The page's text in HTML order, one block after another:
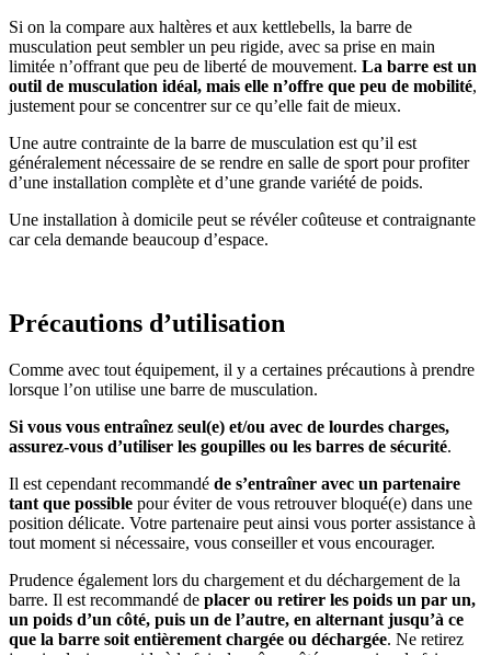
Si on la compare aux haltères et aux kettlebells, la barre de
musculation peut sembler un peu rigide, avec sa prise en main
limitée n’offrant que peu de liberté de mouvement. La barre est un
outil de musculation idéal, mais elle n’offre que peu de mobilité,
justement pour se concentrer sur ce qu’elle fait de mieux.
Une autre contrainte de la barre de musculation est qu’il est
généralement nécessaire de se rendre en salle de sport pour profiter
d’une installation complète et d’une grande variété de poids.
Une installation à domicile peut se révéler coûteuse et contraignante
car cela demande beaucoup d’espace.
Précautions d’utilisation
Comme avec tout équipement, il y a certaines précautions à prendre
lorsque l’on utilise une barre de musculation.
Si vous vous entraînez seul(e) et/ou avec de lourdes charges,
assurez-vous d’utiliser les goupilles ou les barres de sécurité.
Il est cependant recommandé de s’entraîner avec un partenaire
tant que possible pour éviter de vous retrouver bloqué(e) dans une
position délicate. Votre partenaire peut ainsi vous porter assistance à
tout moment si nécessaire, vous conseiller et vous encourager.
Prudence également lors du chargement et du déchargement de la
barre. Il est recommandé de placer ou retirer les poids un par un,
un poids d’un côté, puis un de l’autre, en alternant jusqu’à ce
que la barre soit entièrement chargée ou déchargée. Ne retirez